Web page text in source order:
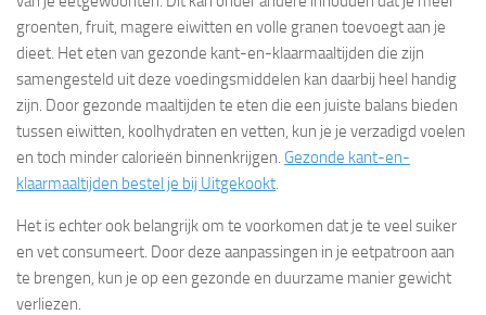
groenten, fruit, magere eiwitten en volle granen toevoegt aan je
dieet. Het eten van gezonde kant-en-klaarmaaltijden die zijn
samengesteld uit deze voedingsmiddelen kan daarbij heel handig
zijn. Door gezonde maaltijden te eten die een juiste balans bieden
tussen eiwitten, koolhydraten en vetten, kun je je verzadigd voelen
en toch minder calorieën binnenkrijgen. Gezonde kant-en-
klaarmaaltijden bestel je bij Uitgekookt.
Het is echter ook belangrijk om te voorkomen dat je te veel suiker
en vet consumeert. Door deze aanpassingen in je eetpatroon aan
te brengen, kun je op een gezonde en duurzame manier gewicht
verliezen.